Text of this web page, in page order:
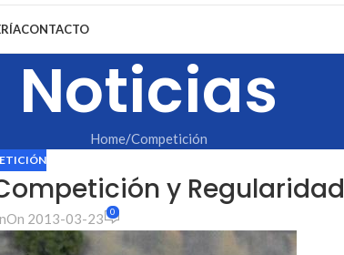
CONTACTO
Noticias
Home Competición
y Regularidad
On 2013-03-23 0